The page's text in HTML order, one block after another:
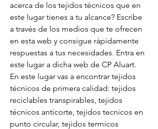
acerca de los tejidos técnicos que en
este lugar tienes a tu alcance? Escribe
a través de los medios que te ofrecen
en esta web y consigue rápidamente
respuestas a tus necesidades. Entra en
este lugar a dicha web de CP Aluart.
En este lugar vas a encontrar tejidos
técnicos de primera calidad: tejidos
reciclables transpirables, tejidos
técnicos anticorte, tejidos tecnicos en
punto circular, tejidos termicos